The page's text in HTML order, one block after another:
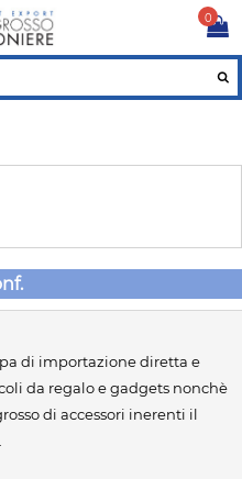
0
di importazione diretta e
da regalo e gadgets nonchè
di accessori inerenti il